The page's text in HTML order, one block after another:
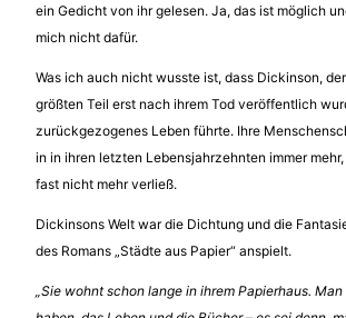
ein Gedicht von ihr gelesen. Ja, das ist möglich
mich nicht dafür.
Was ich auch nicht wusste ist, dass Dickinson,
größten Teil erst nach ihrem Tod veröffentlich
zurückgezogenes Leben führte. Ihre
in in ihren letzten Lebensjahrzehnten immer
fast nicht mehr verließ.
Dickinsons Welt war die Dichtung und die
des Romans „Städte aus Papier“ anspielt.
„Sie wohnt schon lange in ihrem Papierhaus.